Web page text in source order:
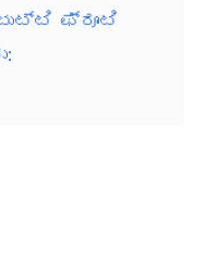
ಟುಟ್ಟಿ ಫ್ರೂಟಿ